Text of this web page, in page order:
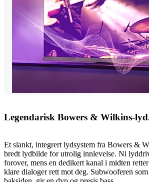
Legendarisk Bowers & Wilkins-
Et slankt, integrert lydsystem fra Bowers &
bredt lydbilde for utrolig innlevelse. Ni
forover, mens en dedikert kanal i midten
klare dialoger rett mot deg. Subwooferen